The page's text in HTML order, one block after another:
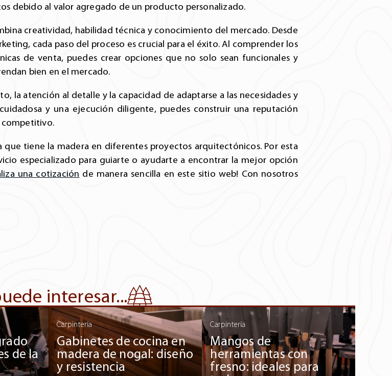
debido al valor agregado de un producto personalizado.
creatividad, habilidad técnica y conocimiento del mercado. Desde
cada paso del proceso es crucial para el éxito. Al comprender los
de venta, puedes crear opciones que no solo sean funcionales y
bien en el mercado.
la atención al detalle y la capacidad de adaptarse a las necesidades y
y una ejecución diligente, puedes construir una reputación
competitivo.
que tiene la madera en diferentes proyectos arquitectónicos. Por esta
especializado para guiarte o ayudarte a encontrar la mejor opción
una cotización de manera sencilla en este sitio web! Con nosotros
interesar...
de la
Carpintería
Gabinetes de cocina en
madera de nogal: diseño
y resistencia
Carpintería
Mangos de
herramientas con
fresno: ideales para